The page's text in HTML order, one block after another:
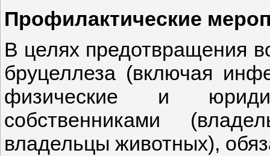
Профилактические
В целях предотвращения
бруцеллеза (включая
физические и
собственниками
владельцы животных),